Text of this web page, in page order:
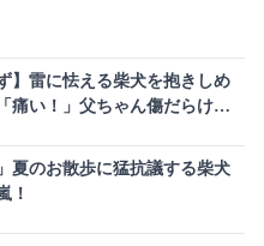
】雷に怯える柴犬を抱きしめ
痛い！」父ちゃん傷だらけの
夏のお散歩に猛抗議する柴犬
！